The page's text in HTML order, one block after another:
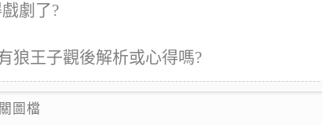
劇了?
狼王子觀後解析或心得嗎?